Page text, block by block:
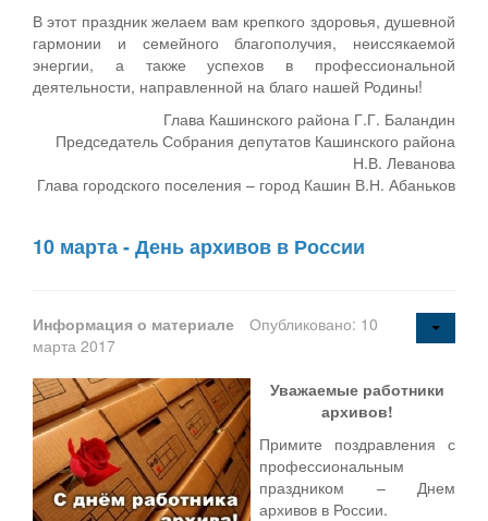
В этот праздник желаем вам крепкого здоровья, душевной
гармонии и семейного благополучия, неиссякаемой
энергии, а также успехов в профессиональной
деятельности, направленной на благо нашей Родины!
Глава Кашинского района Г.Г. Баландин
Председатель Собрания депутатов Кашинского района
Н.В. Леванова
Глава городского поселения – город Кашин В.Н. Абаньков
10 марта - День архивов в России
Информация о материале
Опубликовано: 10
марта 2017
Уважаемые работники
архивов!
Примите поздравления с
профессиональным
праздником – Днем
архивов в России.